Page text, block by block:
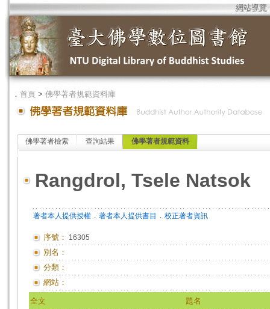
網站導覽
． 首頁 > 佛學著者規範資料庫
佛學著者檢索 查詢結果 佛學著者規範資料
Rangdrol, Tsele Natsok
著者本人提供授權 ． 著者本人提供書目 ． 校正著者資訊
序號： 16305
別名：
分類：
網站：
全文 題名